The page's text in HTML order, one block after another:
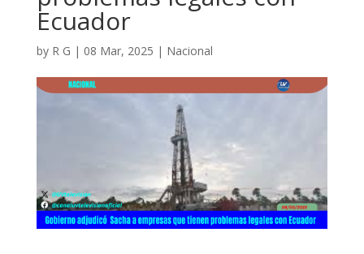
Ecuador
by R G | 08 Mar, 2025 | Nacional